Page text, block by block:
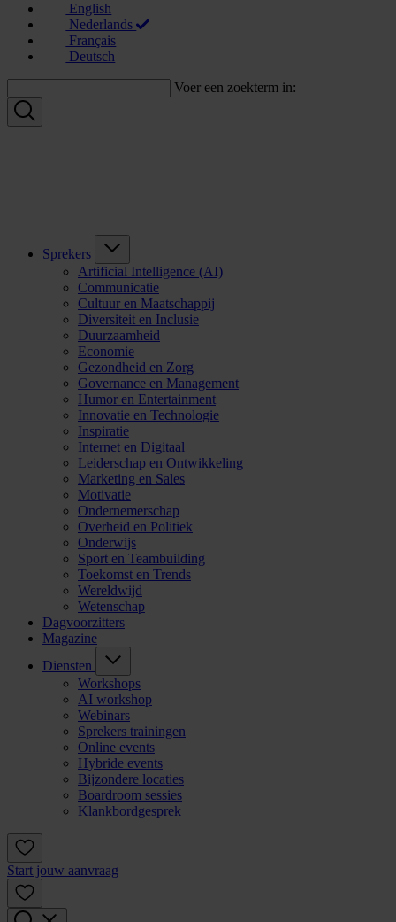
English
Nederlands
Français
Deutsch
Voer een zoekterm in:
Sprekers
Artificial Intelligence (AI)
Communicatie
Cultuur en Maatschappij
Diversiteit en Inclusie
Duurzaamheid
Economie
Gezondheid en Zorg
Governance en Management
Humor en Entertainment
Innovatie en Technologie
Inspiratie
Internet en Digitaal
Leiderschap en Ontwikkeling
Marketing en Sales
Motivatie
Ondernemerschap
Overheid en Politiek
Onderwijs
Sport en Teambuilding
Toekomst en Trends
Wereldwijd
Wetenschap
Dagvoorzitters
Magazine
Diensten
Workshops
AI workshop
Webinars
Sprekers trainingen
Online events
Hybride events
Bijzondere locaties
Boardroom sessies
Klankbordgesprek
Start jouw aanvraag